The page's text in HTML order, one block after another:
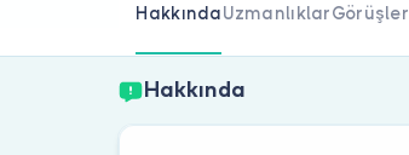
HakkındaUzmanlıklarGörüşler
Hakkında